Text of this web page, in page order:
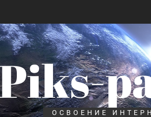
ОСВОЕНИЕ
принципы работы, риски и способы
для ногтевого сервиса, наращивания